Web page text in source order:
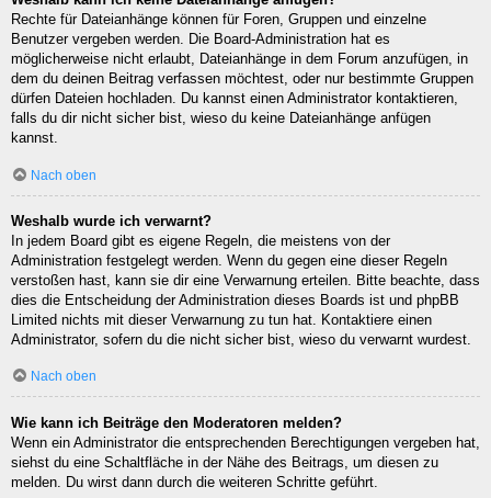
Rechte für Dateianhänge können für Foren, Gruppen und einzelne
Benutzer vergeben werden. Die Board-Administration hat es
möglicherweise nicht erlaubt, Dateianhänge in dem Forum anzufügen, in
dem du deinen Beitrag verfassen möchtest, oder nur bestimmte Gruppen
dürfen Dateien hochladen. Du kannst einen Administrator kontaktieren,
falls du dir nicht sicher bist, wieso du keine Dateianhänge anfügen
kannst.
Nach oben
Weshalb wurde ich verwarnt?
In jedem Board gibt es eigene Regeln, die meistens von der
Administration festgelegt werden. Wenn du gegen eine dieser Regeln
verstoßen hast, kann sie dir eine Verwarnung erteilen. Bitte beachte, dass
dies die Entscheidung der Administration dieses Boards ist und phpBB
Limited nichts mit dieser Verwarnung zu tun hat. Kontaktiere einen
Administrator, sofern du die nicht sicher bist, wieso du verwarnt wurdest.
Nach oben
Wie kann ich Beiträge den Moderatoren melden?
Wenn ein Administrator die entsprechenden Berechtigungen vergeben hat,
siehst du eine Schaltfläche in der Nähe des Beitrags, um diesen zu
melden. Du wirst dann durch die weiteren Schritte geführt.